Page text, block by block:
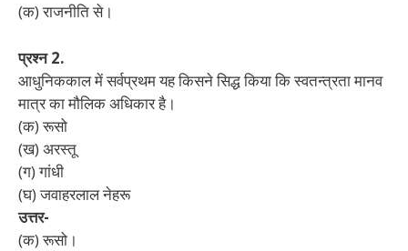
(क) राजनीति से।
प्रश्न 2.
आधुनिककाल में सर्वप्रथम यह किसने सिद्ध किया कि स्वतन्त्रता मानव
मात्र का मौलिक अधिकार है।
(क) रूसो
(ख) अरस्तू
(ग) गांधी
(घ) जवाहरलाल नेहरू
उत्तर-
(क) रूसो।